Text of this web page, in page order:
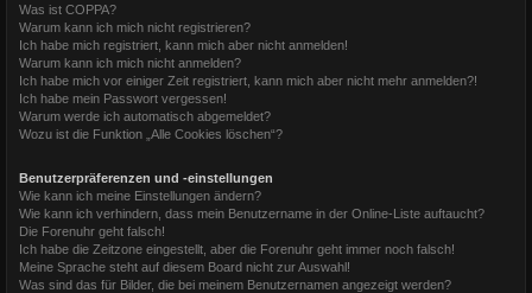
Was ist COPPA?
Warum kann ich mich nicht registrieren?
Ich habe mich registriert, kann mich aber nicht anmelden!
Warum kann ich mich nicht anmelden?
Ich habe mich vor einiger Zeit registriert, kann mich aber nicht mehr anmelden?!
Ich habe mein Passwort vergessen!
Warum werde ich automatisch abgemeldet?
Wozu ist die Funktion „Alle Cookies löschen“?
Benutzerpräferenzen und -einstellungen
Wie kann ich meine Einstellungen ändern?
Wie kann ich verhindern, dass mein Benutzername in der Online-Liste auftaucht?
Die Forenuhr geht falsch!
Ich habe die Zeitzone eingestellt, aber die Forenuhr geht immer noch falsch!
Meine Sprache steht auf diesem Board nicht zur Auswahl!
Was sind das für Bilder, die bei meinem Benutzernamen angezeigt werden?